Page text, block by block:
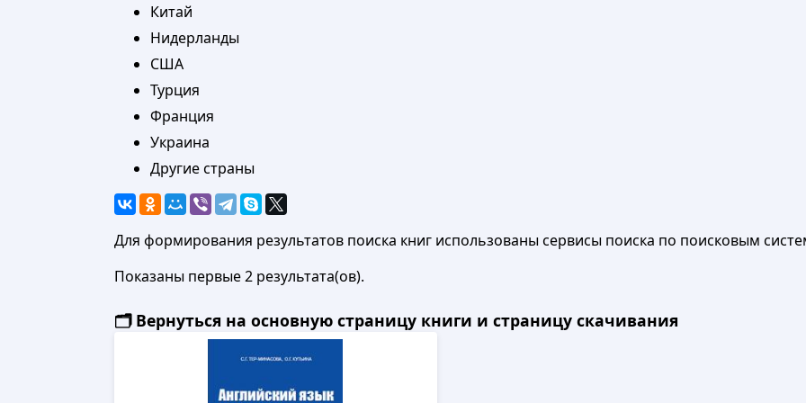
Китай
Нидерланды
США
Турция
Франция
Украина
Другие страны
Для формирования результатов поиска книг использованы сервисы поиска по поисковым
Показаны первые 2 результата(ов).
🗂️ Вернуться на основную страницу книги и страницу скачивания